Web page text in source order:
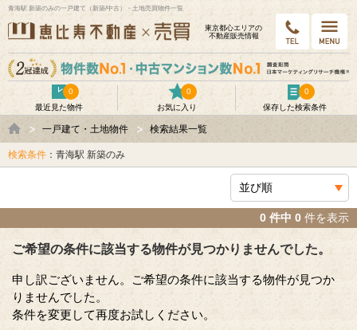
青海駅 新築のみの一戸建て（新築/中古）・土地売買物件一覧
東京都⼼エリアの
不動産販売情報
最近見た物件
0
お気に入り
0
保存した検索条件
0
一戸建て・土地物件 検索結果一覧
検索条件 ：青海駅 新築のみ
0 件中 0 件を表示
ご希望の条件に該当する物件が見つかりませんでした。
申し訳ございません。ご希望の条件に該当する物件が見つか
りませんでした。
条件を変更して再度お試しください。